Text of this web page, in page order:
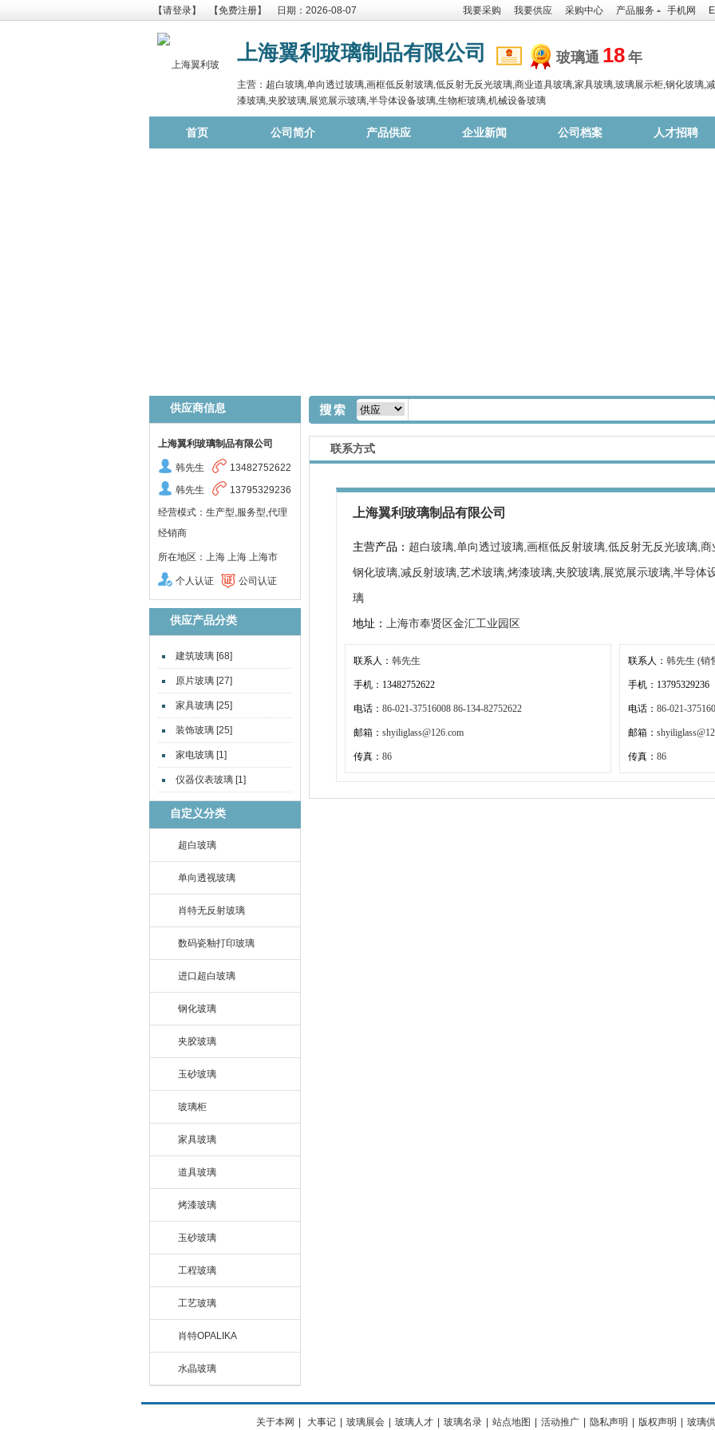
【请登录】 【免费注册】 日期：2026-08-07 我要采购 我要供应 采购中心 产品服务 手机网
上海翼利玻璃制品有限公司 玻璃通 18 年
主营：超白玻璃,单向透过玻璃,画框低反射玻璃,低反射无反光玻璃,商业道具玻璃,家具玻璃,玻璃展示柜,钢化玻璃,
漆玻璃,夹胶玻璃,展览展示玻璃,半导体设备玻璃,生物柜玻璃,机械设备玻璃
首页 公司简介 产品供应 企业新闻 公司档案 人才招聘
联系方式
上海翼利玻璃制品有限公司
主营产品： 超白玻璃,单向透过玻璃,画框低反射玻璃,低反射无反光玻璃,
钢化玻璃,减反射玻璃,艺术玻璃,烤漆玻璃,夹胶玻璃,展览展示玻璃,半导体
璃
地址：
上海市奉贤区金汇工业园区
联系人： 韩先生
手机：13482752622
电话： 86-021-37516008 86-134-82752622
邮箱： shyiliglass@126.com
传真： 86
联系人： 韩先生 (销
手机：13795329236
电话： 86-021-
邮箱：
传真： 86
供应商信息
上海翼利玻璃制品有限公司
韩先生
13482752622
韩先生
13795329236
经营模式：生产型,服务型,代理
经销商
所在地区：上海 上海 上海市
个人认证 公司认证
供应产品分类
建筑玻璃 [68]
原片玻璃 [27]
家具玻璃 [25]
装饰玻璃 [25]
家电玻璃 [1]
仪器仪表玻璃 [1]
自定义分类
超白玻璃
单向透视玻璃
肖特无反射玻璃
数码瓷釉打印玻璃
进口超白玻璃
钢化玻璃
夹胶玻璃
玉砂玻璃
玻璃柜
家具玻璃
道具玻璃
烤漆玻璃
玉砂玻璃
工程玻璃
工艺玻璃
肖特OPALIKA
水晶玻璃
关于本网 大事记 玻璃展会 玻璃人才 玻璃名录 站点地图 活动推广 隐私声明 版权声明 玻璃